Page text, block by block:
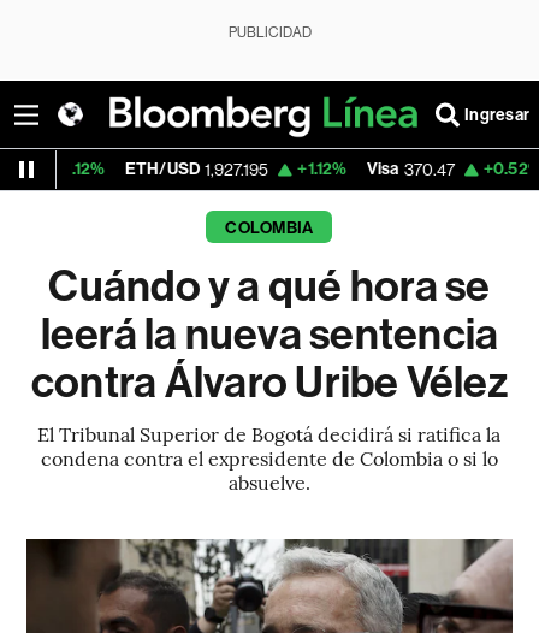
PUBLICIDAD
Ingresar
ETH/USD 1,927.195 +1.12% Visa 370.47 +0.52%
COLOMBIA
Cuándo y a qué hora se
leerá la nueva sentencia
contra Álvaro Uribe Vélez
El Tribunal Superior de Bogotá decidirá si ratifica la
condena contra el expresidente de Colombia o si lo
absuelve.